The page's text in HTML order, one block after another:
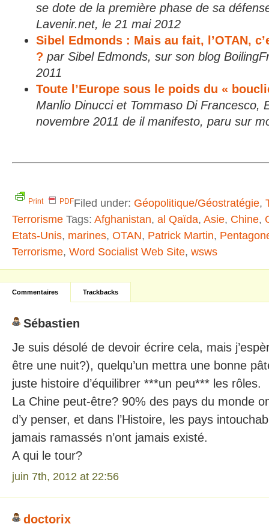
se dote de la première phase de sa
Lavenir.net, le 21 mai 2012
Sibel Edmonds : Mais au fait, l’OTAN,
? par Sibel Edmonds, sur son blog
2011
Toute l’Europe sous le poids du «
Manlio Dinucci et Tommaso Di Francesco,
novembre 2011 de il manifesto, paru sur
Print PDFFiled under: Géopolitique/Géostratégie,
Terrorisme Tags: Afghanistan, al Qaïda, Asie, Chine,
Etats-Unis, marines, OTAN, Patrick Martin,
Terrorisme, Word Socialist Web Site, wsws
Commentaires Trackbacks
Sébastien
Je suis désolé de devoir écrire cela, mais
être une nuit?), quelqu’un mettra une bonne
juste histoire d’équilibrer ***un peu*** les rôles.
La Chine peut-être? 90% des pays du monde
d’y penser, et dans l’Histoire, les pays
jamais ramassés n’ont jamais existé.
A qui le tour?
juin 7th, 2012 at 22:56
doctorix